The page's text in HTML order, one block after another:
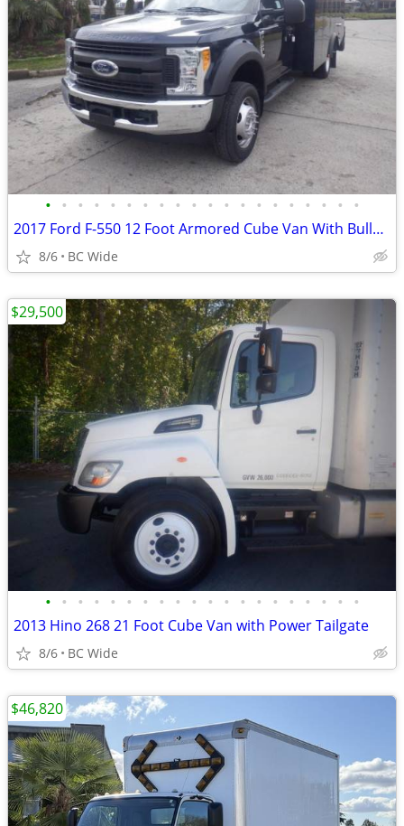
• • • • • • • • • • • • • • • • • • • •
2017 Ford F-550 12 Foot Armored Cube Van With Bullet-Proof Glass And P
8/6 BC Wide
• • • • • • • • • • • • • • • • • • • •
2013 Hino 268 21 Foot Cube Van with Power Tailgate
8/6 BC Wide
$29,500
$46,820